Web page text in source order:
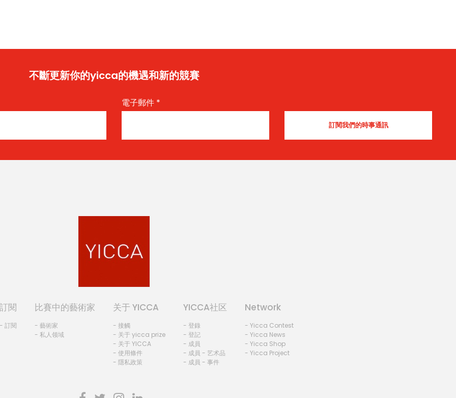
不斷更新你的yicca的機遇和新的競賽
電子郵件 *
訂閱
- 訂閱
比賽中的藝術家
- 藝術家
- 私人领域
关于 YICCA
- 接觸
- 关于 yicca prize
- 关于 YICCA
- 使用條件
- 隱私政策
YICCA社区
- 登錄
- 登記
- 成員
- 成員 - 艺术品
- 成員 - 事件
Network
- Yicca Contest
- Yicca News
- Yicca Shop
- Yicca Project